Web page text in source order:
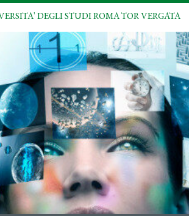
DEGLI STUDI ROMA TOR VERGATA